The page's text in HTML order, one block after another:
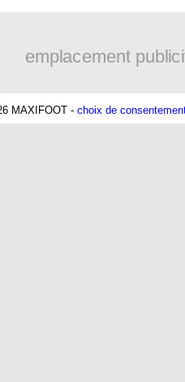
emplacement
MAXIFOOT - choix de